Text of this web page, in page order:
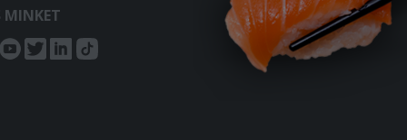
MINKET